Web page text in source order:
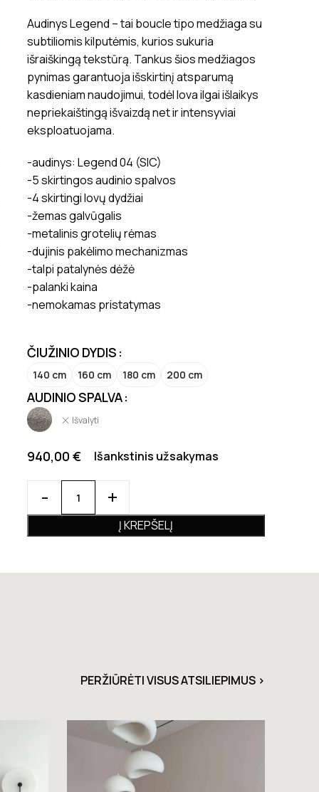
Audinys Legend – tai boucle tipo medžiaga su
subtiliomis kilputėmis, kurios sukuria
išraiškingą tekstūrą. Tankus šios medžiagos
pynimas garantuoja išskirtinį atsparumą
kasdieniam naudojimui, todėl lova ilgai išlaikys
nepriekaištingą išvaizdą net ir intensyviai
eksploatuojama.
-audinys: Legend 04 (SIC)
-5 skirtingos audinio spalvos
-4 skirtingi lovų dydžiai
-žemas galvūgalis
-metalinis grotelių rėmas
-dujinis pakėlimo mechanizmas
-talpi patalynės dėžė
-palanki kaina
-nemokamas pristatymas
ČIUŽINIO DYDIS
140 cm 160 cm 180 cm 200 cm
AUDINIO SPALVA
Išvalyti
940,00€ Išankstinis užsakymas
Į KREPŠELĮ
PERŽIŪRĖTI VISUS ATSILIEPIMUS >